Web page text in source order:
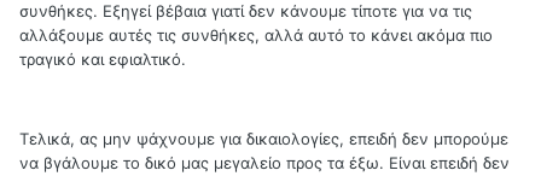
συνθήκες. Εξηγεί βέβαια γιατί δεν κάνουμε τίποτε για να τις
αλλάξουμε αυτές τις συνθήκες, αλλά αυτό το κάνει ακόμα πιο
τραγικό και εφιαλτικό.
Τελικά, ας μην ψάχνουμε για δικαιολογίες, επειδή δεν μπορούμε
να βγάλουμε το δικό μας μεγαλείο προς τα έξω. Είναι επειδή δεν